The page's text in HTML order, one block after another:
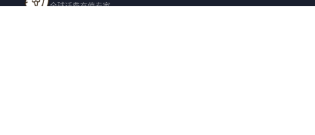
全球话费充值专家